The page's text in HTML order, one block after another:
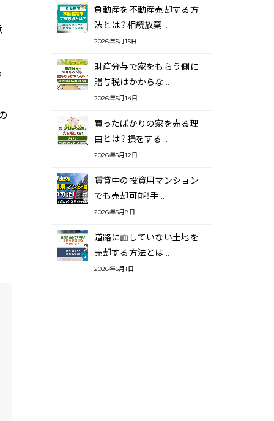
負動産を不動産売却する方
法とは？相続放棄…
2026年5月15日
財産分与で家をもらう側に
贈与税はかからな…
2026年5月14日
買ったばかりの家を売る理
由とは？損をする…
2026年5月12日
賃貸中の投資用マンション
でも売却可能！手…
2026年5月8日
道路に面していない土地を
売却する方法とは…
2026年5月1日